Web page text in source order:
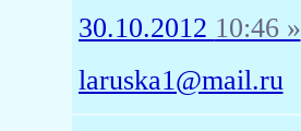
30.10.2012 10:46 »
laruska1@mail.ru